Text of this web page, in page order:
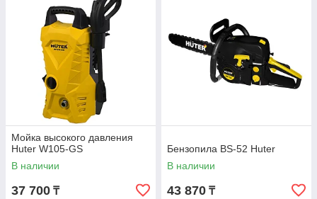
Мойка высокого давления
Huter W105-GS
В наличии
37 700 ₸
Бензопила BS-52 Huter
В наличии
43 870 ₸